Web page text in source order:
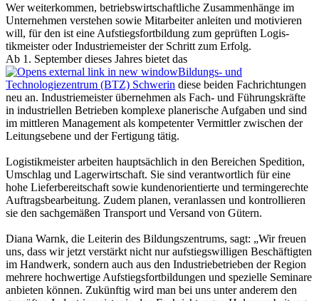
Wer weiterkommen, betriebswirtschaftliche Zusammenhänge im
Unternehmen verstehen sowie Mitarbeiter anleiten und motivieren
will, für den ist eine Aufstiegsfortbildung zum geprüften Logis­
tikmeister oder Industriemeister der Schritt zum Erfolg.
Ab 1. September dieses Jahres bietet das
Bildungs- und
Technologiezentrum (BTZ) Schwerin diese beiden Fachrichtungen
neu an. Industriemeister übernehmen als Fach- und Führungskräfte
in industriellen Betrieben komplexe planerische Aufgaben und sind
im mittleren Management als kompetenter Vermittler zwischen der
Leitungsebene und der Fertigung tätig.
Logistikmeister arbeiten hauptsächlich in den Bereichen Spedition,
Umschlag und Lagerwirtschaft. Sie sind verantwortlich für eine
hohe Lieferbereitschaft sowie kundenorientierte und termingerechte
Auftragsbearbeitung. Zudem planen, veranlassen und kontrollieren
sie den sachgemäßen Transport und Versand von Gütern.
Diana Warnk, die Leiterin des Bildungszentrums, sagt: „Wir freuen
uns, dass wir jetzt verstärkt nicht nur aufstiegswilligen Beschäftigten
im Handwerk, sondern auch aus den Industriebetrieben der Region
mehrere hochwertige Aufstiegsfortbildungen und spezielle Seminare
anbieten können. Zukünftig wird man bei uns unter anderem den